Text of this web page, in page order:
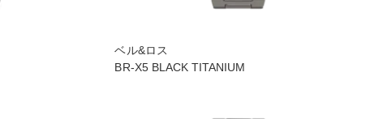
ベル&ロス
BR-X5 BLACK TITANIUM